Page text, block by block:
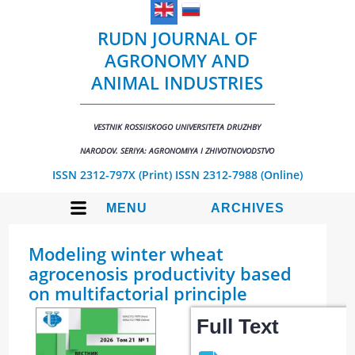
RUDN JOURNAL OF
AGRONOMY AND
ANIMAL INDUSTRIES
VESTNIK ROSSIISKOGO UNIVERSITETA DRUZHBY
NARODOV. SERIYA: AGRONOMIYA I ZHIVOTNOVODSTVO
ISSN 2312-797X (Print) ISSN 2312-7988 (Online)
MENU ARCHIVES
Modeling winter wheat
agrocenosis productivity based
on multifactorial principle
Full Text